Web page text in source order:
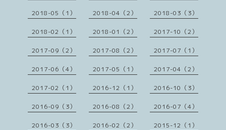
2018-05（1） 2018-04（2） 2018-03（3）
2018-02（1） 2018-01（2） 2017-10（2）
2017-09（2） 2017-08（2） 2017-07（1）
2017-06（4） 2017-05（1） 2017-04（2）
2017-02（1） 2016-12（1） 2016-10（3）
2016-09（3） 2016-08（2） 2016-07（4）
2016-03（3） 2016-02（2） 2015-12（1）